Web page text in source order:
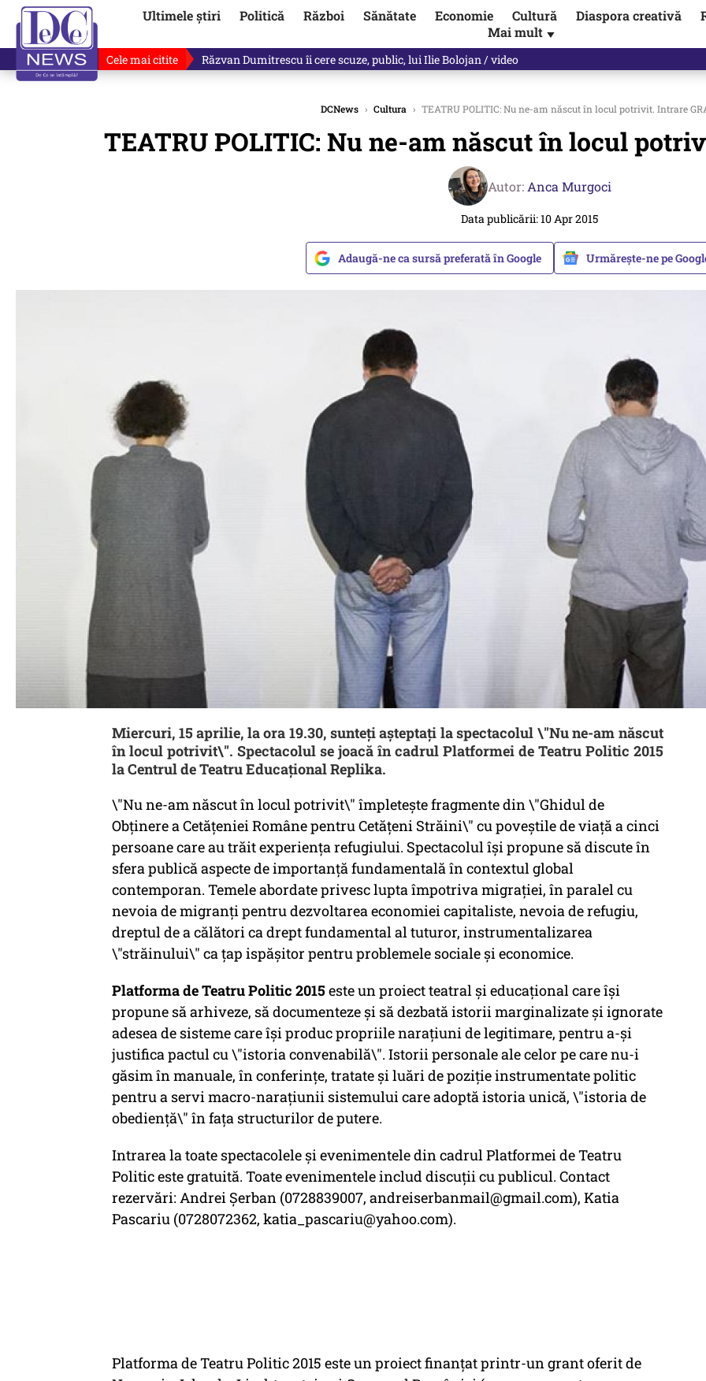
Ultimele știri Politică Război Sănătate Economie Cultură Diaspora creativă
Mai mult ▼
Cele mai citite Răzvan Dumitrescu îi cere scuze, public, lui Ilie Bolojan / video
DCNews › Cultura › TEATRU POLITIC: Nu ne-am născut în locul potrivit. Intrare
TEATRU POLITIC: Nu ne-am născut în locul
Autor: Anca Murgoci
Data publicării: 10 Apr 2015
Adaugă-ne ca sursă preferată în Google Urmărește-ne pe
Miercuri, 15 aprilie, la ora 19.30, sunteți așteptați la spectacolul \"Nu ne-am născut
în locul potrivit\". Spectacolul se joacă în cadrul Platformei de Teatru Politic 2015
la Centrul de Teatru Educațional Replika.
\"Nu ne-am născut în locul potrivit\" împletește fragmente din \"Ghidul de
Obținere a Cetățeniei Române pentru Cetățeni Străini\" cu poveștile de viață a cinci
persoane care au trăit experiența refugiului. Spectacolul își propune să discute în
sfera publică aspecte de importanță fundamentală în contextul global
contemporan. Temele abordate privesc lupta împotriva migraţiei, în paralel cu
nevoia de migranţi pentru dezvoltarea economiei capitaliste, nevoia de refugiu,
dreptul de a călători ca drept fundamental al tuturor, instrumentalizarea
\"străinului\" ca țap ispășitor pentru problemele sociale și economice.
Platforma de Teatru Politic 2015 este un proiect teatral și educațional care își
propune să arhiveze, să documenteze și să dezbată istorii marginalizate și ignorate
adesea de sisteme care își produc propriile narațiuni de legitimare, pentru a-și
justifica pactul cu \"istoria convenabilă\". Istorii personale ale celor pe care nu-i
găsim în manuale, în conferințe, tratate și luări de poziție instrumentate politic
pentru a servi macro-narațiunii sistemului care adoptă istoria unică, \"istoria de
obediență\" în fața structurilor de putere.
Intrarea la toate spectacolele și evenimentele din cadrul Platformei de Teatru
Politic este gratuită. Toate evenimentele includ discuții cu publicul. Contact
rezervări: Andrei Șerban (0728839007, andreiserbanmail@gmail.com), Katia
Pascariu (0728072362, katia_pascariu@yahoo.com).
Platforma de Teatru Politic 2015 este un proiect finanțat printr-un grant oferit de